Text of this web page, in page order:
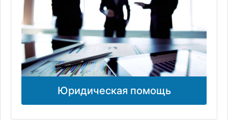
Юридическая помощь